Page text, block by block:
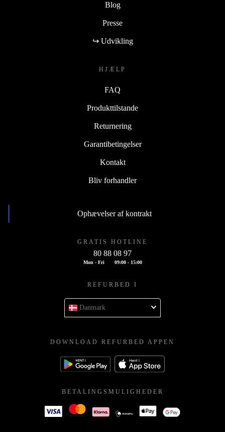
Blog
Presse
↪ Udvikling
HJÆLP
FAQ
Produkttilstande
Returnering
Garantibetingelser
Kontakt
Bliv forhandler
Ophævelser af kontrakt
GRATIS HOTLINE
80 88 08 97
Mon - Fri 09:00 - 15:00
REFURBED I
Danmark
DOWNLOAD REFURBED APPEN
BETALINGSMULIGHEDER